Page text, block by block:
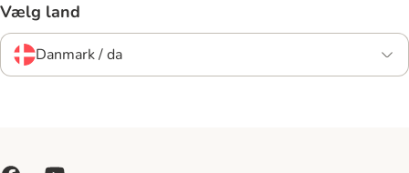
Vælg land
Danmark / da